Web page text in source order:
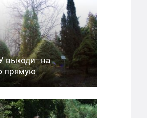
выходит на
прямую